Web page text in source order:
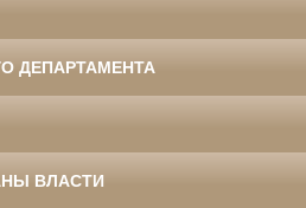
ДЕПАРТАМЕНТА
ВЛАСТИ